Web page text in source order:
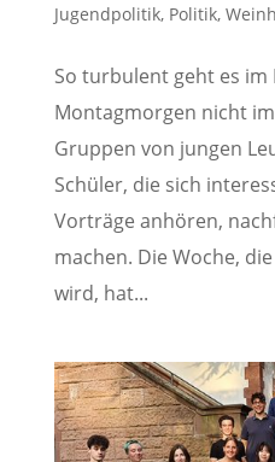
Jugendpolitik, Politik,
So turbulent geht es im
Montagmorgen nicht
Gruppen von jungen
Schüler, die sich
Vorträge anhören,
machen. Die Woche,
wird, hat...